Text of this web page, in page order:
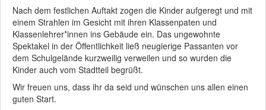
Nach dem festlichen Auftakt zogen die Kinder aufgeregt und mit
einem Strahlen im Gesicht mit ihren Klassenpaten und
Klassenlehrer*innen ins Gebäude ein. Das ungewohnte
Spektakel in der Öffentlichkeit ließ neugierige Passanten vor
dem Schulgelände kurzweilig verweilen und so wurden die
Kinder auch vom Stadtteil begrüßt.
Wir freuen uns, dass ihr da seid und wünschen uns allen einen
guten Start.